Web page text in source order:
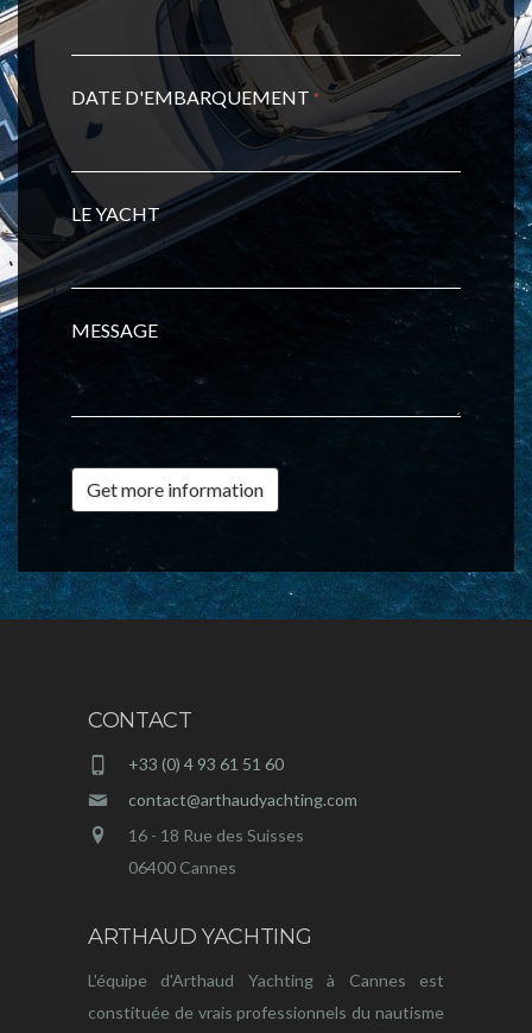
DATE D'EMBARQUEMENT *
LE YACHT
MESSAGE
Get more information
CONTACT
+33 (0) 4 93 61 51 60
contact@arthaudyachting.com
16 - 18 Rue des Suisses
06400 Cannes
ARTHAUD YACHTING
L'équipe d'Arthaud Yachting à Cannes est
constituée de vrais professionnels du nautisme